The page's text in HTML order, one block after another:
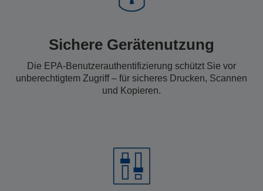
Sichere Gerätenutzung
Die EPA-Benutzerauthentifizierung schützt Sie vor
unberechtigtem Zugriff – für sicheres Drucken, Scannen
und Kopieren.